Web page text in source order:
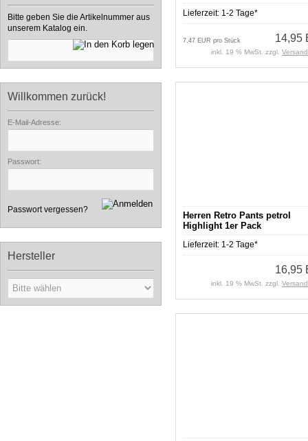
Bitte geben Sie die Artikelnummer aus
unserem Katalog ein.
Willkommen zurück!
E-Mail-Adresse:
Passwort:
Passwort vergessen?
Hersteller
Lieferzeit: 1-2 Tage*
14,95
7,47 EUR pro Stück
inkl. 19 % MwSt. zzgl.
Herren Retro Pants petrol
Highlight 1er Pack
Lieferzeit: 1-2 Tage*
16,95
inkl. 19 % MwSt. zzgl.